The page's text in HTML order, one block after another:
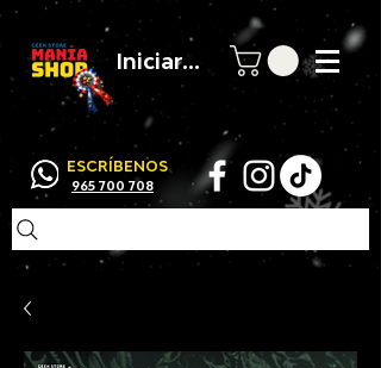
Iniciar sesión
ESCRÍBENOS
965 700 708